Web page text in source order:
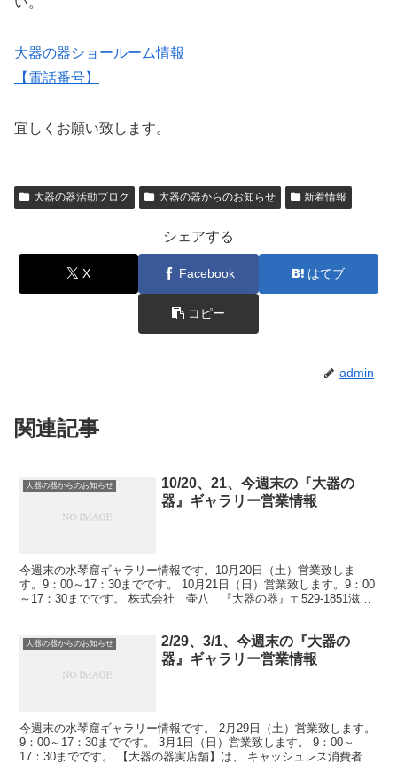
大器の器ショールーム情報
【電話番号】
宜しくお願い致します。
大器の器活動ブログ 大器の器からのお知らせ 新着情報
シェアする
X Facebook はてブ
コピー
admin
関連記事
大器の器からのお知らせ
10/20、21、今週末の『大器の
器』ギャラリー営業情報
今週末の水琴窟ギャラリー情報です。10月20日（土）営業致しま
す。9：00～17：30までです。 10月21日（日）営業致します。9：00
～17：30までです。 株式会社 壷八 『大器の器』〒529-1851滋賀
大器の器からのお知らせ
2/29、3/1、今週末の『大器の
器』ギャラリー営業情報
今週末の水琴窟ギャラリー情報です。 2月29日（土）営業致します。
9：00～17：30までです。 3月1日（日）営業致します。 9：00～
17：30までです。 【大器の器実店舗】は、 キャッシュレス消費者還